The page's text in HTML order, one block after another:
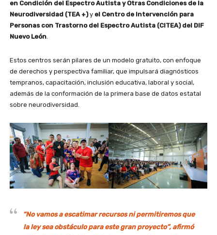
en Condición del Espectro Autista y Otras Condiciones de la
Neurodiversidad (TEA +)y el Centro de Intervención para
Personas con Trastorno del Espectro Autista (CITEA) del DIF
Nuevo León
Estos centros serán pilares de un modelo gratuito, con enfoque
de derechos y perspectiva familiar, que impulsará diagnósticos
tempranos, capacitación, inclusión educativa, laboral y social,
además de la conformación de la primera base de datos estatal
sobre neurodiversidad.
“No vamos a escatimar recursos ni permitiremos que
la ley sea obstáculo para este gran proyecto”, afirmó